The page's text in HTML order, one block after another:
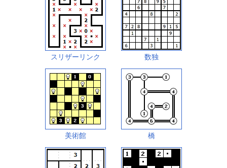
スリザーリンク 数独
美術館 橋